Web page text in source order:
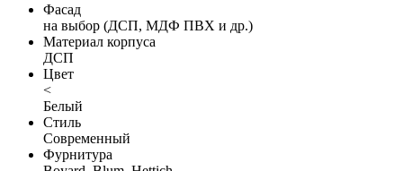
Фасад
на выбор (ДСП, МДФ ПВХ и др.)
Материал корпуса
ДСП
Цвет
<
Белый
Стиль
Современный
Фурнитура